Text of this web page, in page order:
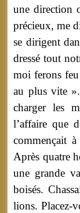
une direction
précieux, me
se dirigent
dressé tout
moi ferons
au plus vite
charger les
l’affaire que
commençait
Après quatre
une grande
boisés.
lions.Placez-